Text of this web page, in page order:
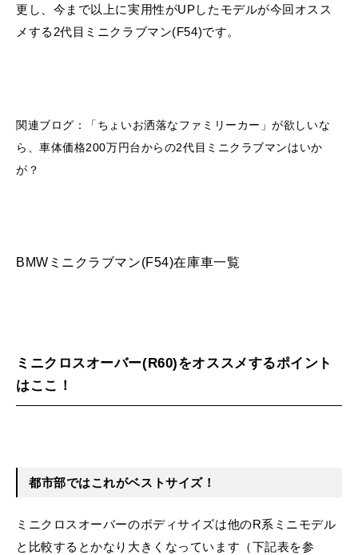
更し、今まで以上に実用性がUPしたモデルが今回オスス
メする2代目ミニクラブマン(F54)です。
関連ブログ：
「ちょいお洒落なファミリーカー」が欲しいな
ら、車体価格200万円台からの2代目ミニクラブマンはいか
が？
BMWミニクラブマン(F54)在庫車一覧
ミニクロスオーバー(R60)をオススメするポイント
はここ！
都市部ではこれがベストサイズ！
ミニクロスオーバーのボディサイズは他のR系ミニモデル
と比較するとかなり大きくなっています（下記表を参